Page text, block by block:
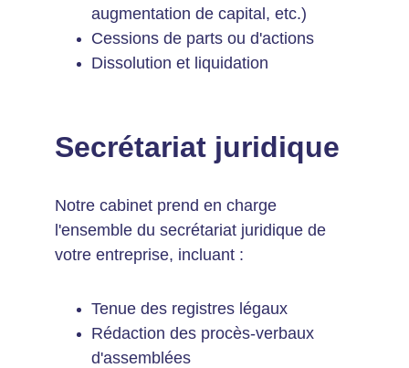
augmentation de capital, etc.)
Cessions de parts ou d'actions
Dissolution et liquidation
Secrétariat juridique
Notre cabinet prend en charge
l'ensemble du secrétariat juridique de
votre entreprise, incluant :
Tenue des registres légaux
Rédaction des procès-verbaux
d'assemblées